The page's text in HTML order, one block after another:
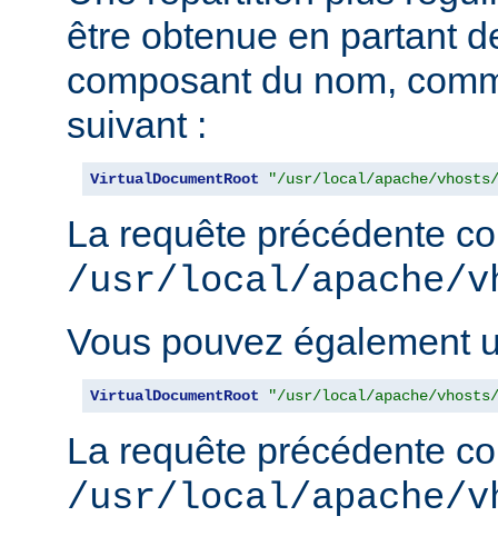
être obtenue en partant
composant du nom,
suivant :
VirtualDocumentRoot "/usr/local/apache/vhosts/
La requête précédente
/usr/local/apache/
Vous pouvez également
VirtualDocumentRoot "/usr/local/apache/vhosts/
La requête précédente
/usr/local/apache/